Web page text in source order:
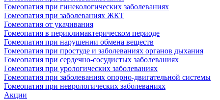
Гомеопатия при гинекологических заболеваниях
Гомеопатия при заболеваниях ЖКТ
Гомеопатия от укачивания
Гомеопатия в периклимактерическом периоде
Гомеопатия при нарушении обмена веществ
Гомеопатия при простуде и заболеваниях органов дыхания
Гомеопатия при сердечно-сосудистых заболеваниях
Гомеопатия при урологических заболеваниях
Гомеопатия при заболеваниях опорно-двигательной системы
Гомеопатия при неврологических заболеваниях
Акции